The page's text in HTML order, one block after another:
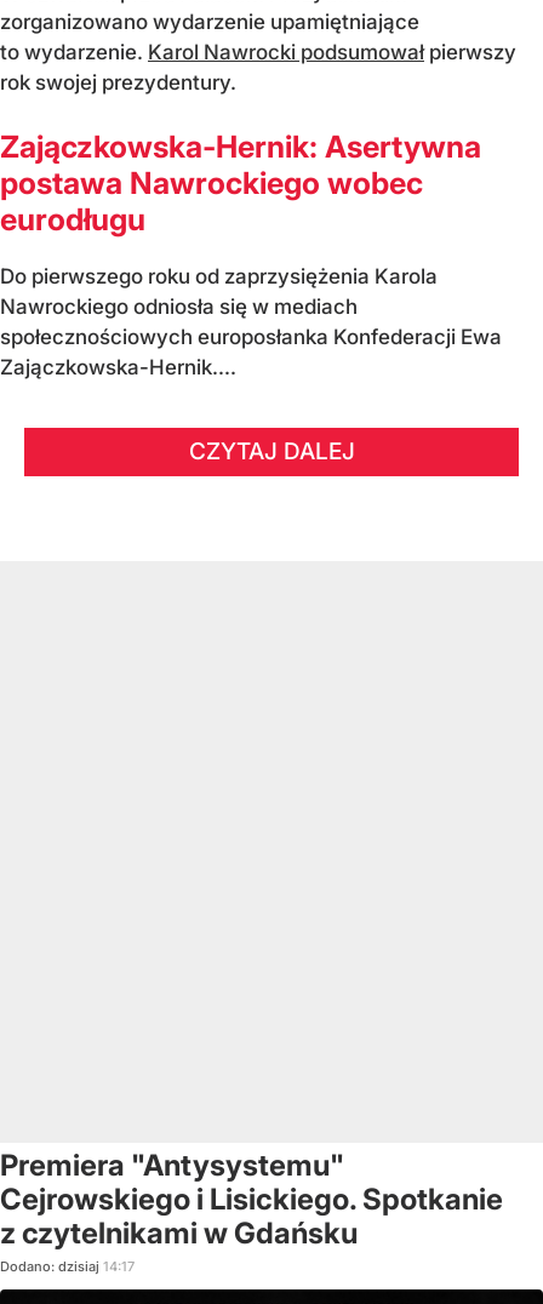
zorganizowano wydarzenie upamiętniające
to wydarzenie. Karol Nawrocki podsumowałpierwszy
rok swojej prezydentury.
Zajączkowska-Hernik: Asertywna
postawa Nawrockiego wobec
eurodługu
Do pierwszego roku od zaprzysiężenia Karola
Nawrockiego odniosła się w mediach
społecznościowych europosłanka Konfederacji Ewa
Zajączkowska-Hernik....
CZYTAJ DALEJ
Premiera "Antysystemu"
Cejrowskiego i Lisickiego. Spotkanie
z czytelnikami w Gdańsku
Dodano: dzisiaj 14:17